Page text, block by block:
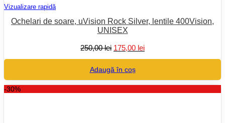
Vizualizare rapidă
Ochelari de soare, uVision Rock Silver, lentile 400Vision,
UNISEX
250,00lei Prețul
fost:
250,00 lei.
175,00 leiPrețul
Adaugă în coș
-30%